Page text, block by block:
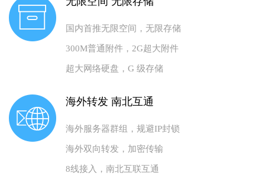
国内首推无限空间，无限存储
300M普通附件，2G超大附件
超大网络硬盘，G 级存储
海外转发 南北互通
海外服务器群组，规避IP封锁
海外双向转发，加密传输
8线接入，南北互联互通